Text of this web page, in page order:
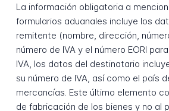
La información obligatoria a
formularios aduanales incluye los
remitente (nombre, dirección,
número de IVA y el número EORI
IVA, los datos del destinatario
su número de IVA, así como el país
mercancías. Este último elemento
de fabricación de los bienes y no al